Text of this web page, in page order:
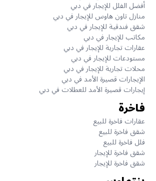
أفضل الفلل للإيجار في دبي
منازل تاون هاوس للإيجار في دبي
شقق فندقية للإيجار في دبي
مكاتب للإيجار في دبي
عقارات تجارية للإيجار في دبي
مستودعات للإيجار في دبي
محلات تجارية للإيجار في دبي
الإيجارات قصيرة الأمد في دبي
إيجارات قصيرة الأمد للعطلات في دبي
فاخرة
عقارات فاخرة للبيع
شقق فاخرة للبيع
فلل فاخرة للبيع
شقق فاخرة للإيجار
شقق فاخرة للإيجار